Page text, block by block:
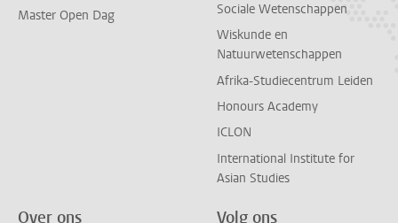
Master Open Dag
Sociale Wetenschappen
Wiskunde en
Natuurwetenschappen
Afrika-Studiecentrum Leiden
Honours Academy
ICLON
International Institute for
Asian Studies
Over ons Volg ons